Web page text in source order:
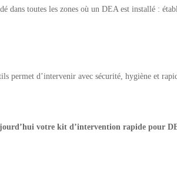
dans toutes les zones où un DEA est installé :
permet d’intervenir avec sécurité, hygiène et
votre kit d’intervention rapide pour